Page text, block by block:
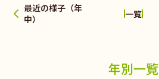
最近の様子（年
中）
一覧
年別一覧